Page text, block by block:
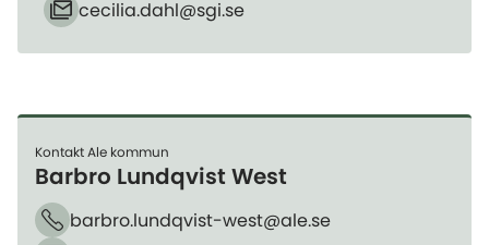
E-post
cecilia.dahl​@sgi.se
Kontakt Ale kommun
Barbro Lundqvist West
Telefon
barbro.lundqvist-west@ale.se